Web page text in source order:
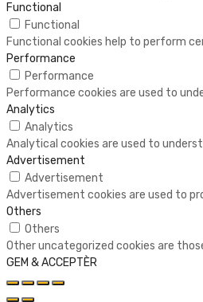
Functional
Functional
Functional cookies help to perform
Performance
Performance
Performance cookies are used to
Analytics
Analytics
Analytical cookies are used to
Advertisement
Advertisement
Advertisement cookies are used to
Others
Others
Other uncategorized cookies are
GEM & ACCEPTÈR